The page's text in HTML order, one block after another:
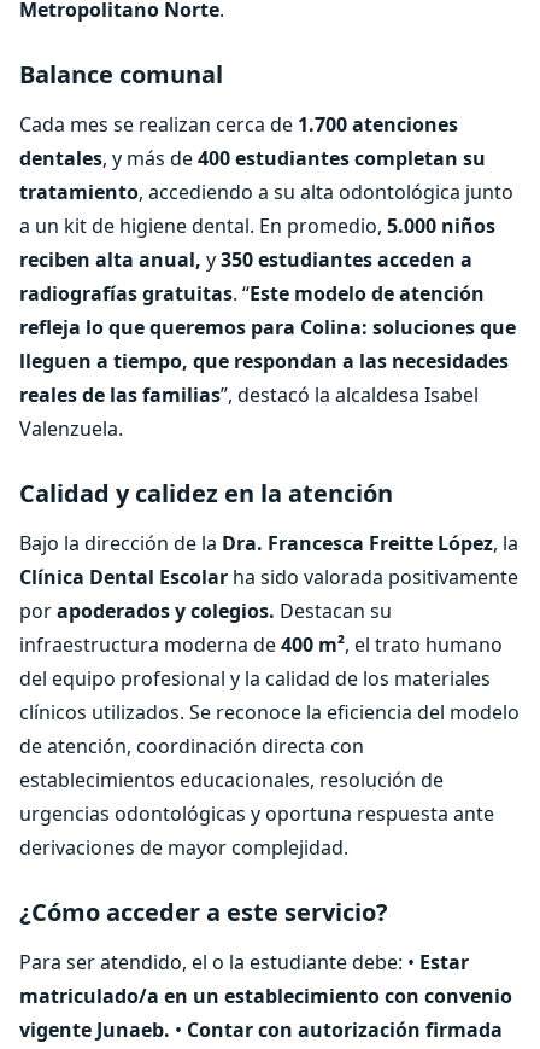
Metropolitano Norte.
Balance comunal
Cada mes se realizan cerca de 1.700 atenciones
dentales, y más de400 estudiantes completan su
tratamiento, accediendo a su alta odontológica junto
a un kit de higiene dental. En promedio, 5.000 niños
reciben alta anual, y350 estudiantes acceden a
radiografías gratuitas. “Este modelo de atención
refleja lo que queremos para Colina: soluciones que
lleguen a tiempo, que respondan a las necesidades
reales de las familias”, destacó la alcaldesa Isabel
Valenzuela.
Calidad y calidez en la atención
Bajo la dirección de la Dra. Francesca Freitte López, la
Clínica Dental Escolar ha sido valorada positivamente
porapoderados y colegios. Destacan su
infraestructura moderna de400 m², el trato humano
del equipo profesional y la calidad de los materiales
clínicos utilizados. Se reconoce la eficiencia del modelo
de atención, coordinación directa con
establecimientos educacionales, resolución de
urgencias odontológicas y oportuna respuesta ante
derivaciones de mayor complejidad.
¿Cómo acceder a este servicio?
Para ser atendido, el o la estudiante debe: • Estar
matriculado/a en un establecimiento con convenio
vigente Junaeb. • Contar con autorización firmada